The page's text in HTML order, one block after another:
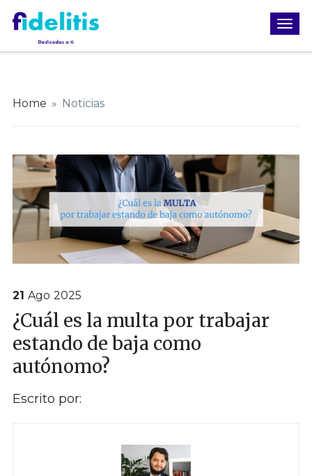
Home » Noticias
21 Ago 2025
¿Cuál es la multa por trabajar
estando de baja como
autónomo?
Escrito por: